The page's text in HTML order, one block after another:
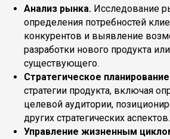
Анализ рынка. Исследование
определения потребностей
конкурентов и выявление
разработки нового продукта
существующего.
Стратегическое
стратегии продукта, включая
целевой аудитории,
других стратегических аспектов.
Управление жизненным